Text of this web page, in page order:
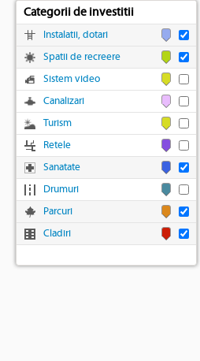
Categorii de investitii
Instalatii, dotari
Spatii de recreere
Sistem video
Canalizari
Turism
Retele
Sanatate
Drumuri
Parcuri
Cladiri